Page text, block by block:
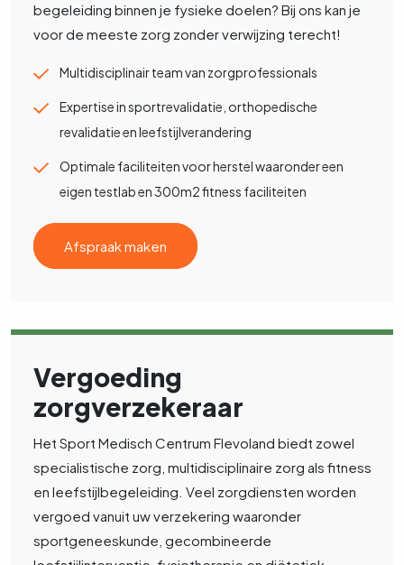
begeleiding binnen je fysieke doelen? Bij ons kan je
voor de meeste zorg zonder verwijzing terecht!
Multidisciplinair team van zorgprofessionals
Expertise in sportrevalidatie, orthopedische
revalidatie en leefstijlverandering
Optimale faciliteiten voor herstel waaronder een
eigen testlab en 300m2 fitness faciliteiten
Afspraak maken
Vergoeding
zorgverzekeraar
Het Sport Medisch Centrum Flevoland biedt zowel
specialistische zorg, multidisciplinaire zorg als fitness
en leefstijlbegeleiding. Veel zorgdiensten worden
vergoed vanuit uw verzekering waaronder
sportgeneeskunde, gecombineerde